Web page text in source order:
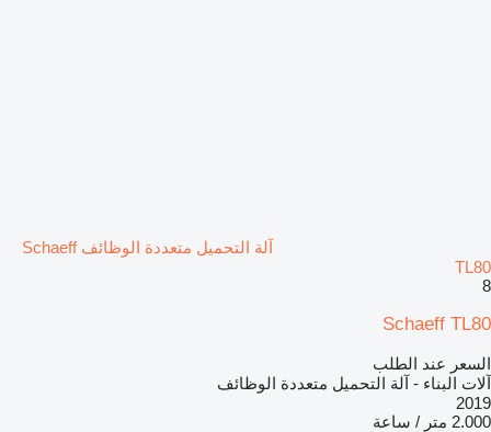
آلة التحميل متعددة الوظائف Schaeff
TL80
8
Schaeff TL80
السعر عند الطلب
آلات البناء - آلة التحميل متعددة الوظائف
2019
2.000 متر / ساعة